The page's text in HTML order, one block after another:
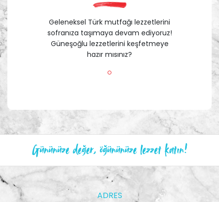
Geleneksel Türk mutfağı lezzetlerini
sofranıza taşımaya devam ediyoruz!
Güneşoğlu lezzetlerini keşfetmeye
hazır mısınız?
Gününüze değer, öğününüze lezzet katın!
ADRES